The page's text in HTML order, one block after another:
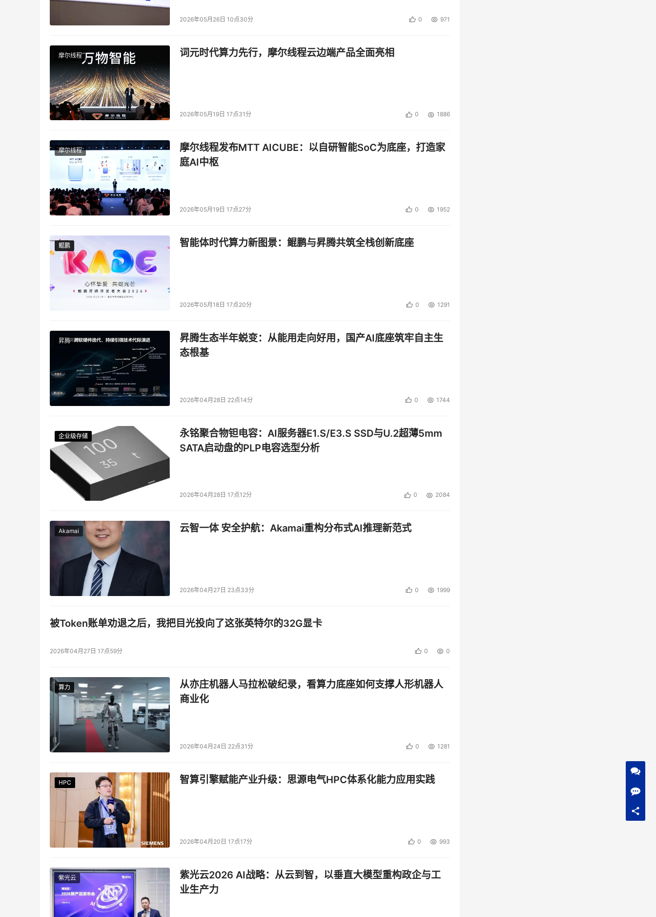
2026年05月26日 10点30分 0 971
摩尔线程 词元时代算力先行，摩尔线程云边端产品全面亮相
2026年05月19日 17点31分 0 1886
摩尔线程
摩尔线程发布MTT AICUBE：以自研智能SoC为底座，打造家
庭AI中枢
2026年05月19日 17点27分 0 1952
鲲鹏
鲲鹏 智能体时代算力新图景：鲲鹏与昇腾共筑全栈创新底座
2026年05月18日 17点20分 0 1291
昇腾
昇腾生态半年蜕变：从能用走向好用，国产AI底座筑牢自主生
态根基
2026年04月28日 22点14分 0 1744
企业级存储
企业级存储
企业级存储
企业级存储
永铭聚合物钽电容：AI服务器E1.S/E3.S SSD与U.2超薄5mm
SATA启动盘的PLP电容选型分析
2026年04月28日 17点12分 0 2084
Akamai 云智一体 安全护航：Akamai重构分布式AI推理新范式
2026年04月27日 23点33分 0 1999
被Token账单劝退之后，我把目光投向了这张英特尔的32G显卡
2026年04月27日 17点59分 0 0
算力
算力
从亦庄机器人马拉松破纪录，看算力底座如何支撑人形机器人
商业化
2026年04月24日 22点31分 0 1281
HPC
HPC
HPC
HPC
HPC
HPC 智算引擎赋能产业升级：思源电气HPC体系化能力应用实践
2026年04月20日 17点17分 0 993
紫光云
紫光云2026 AI战略：从云到智，以垂直大模型重构政企与工
业生产力